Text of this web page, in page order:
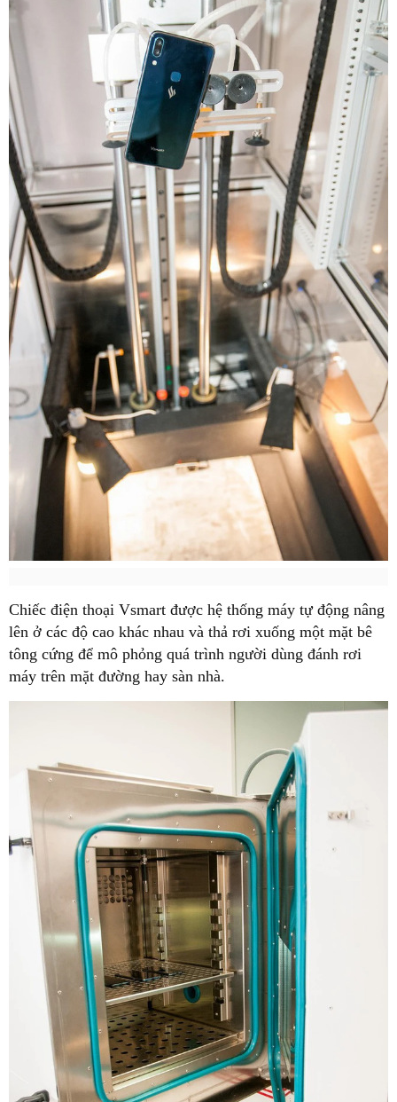
Chiếc điện thoại Vsmart được hệ thống máy tự động nâng
lên ở các độ cao khác nhau và thả rơi xuống một mặt bê
tông cứng để mô phỏng quá trình người dùng đánh rơi
máy trên mặt đường hay sàn nhà.